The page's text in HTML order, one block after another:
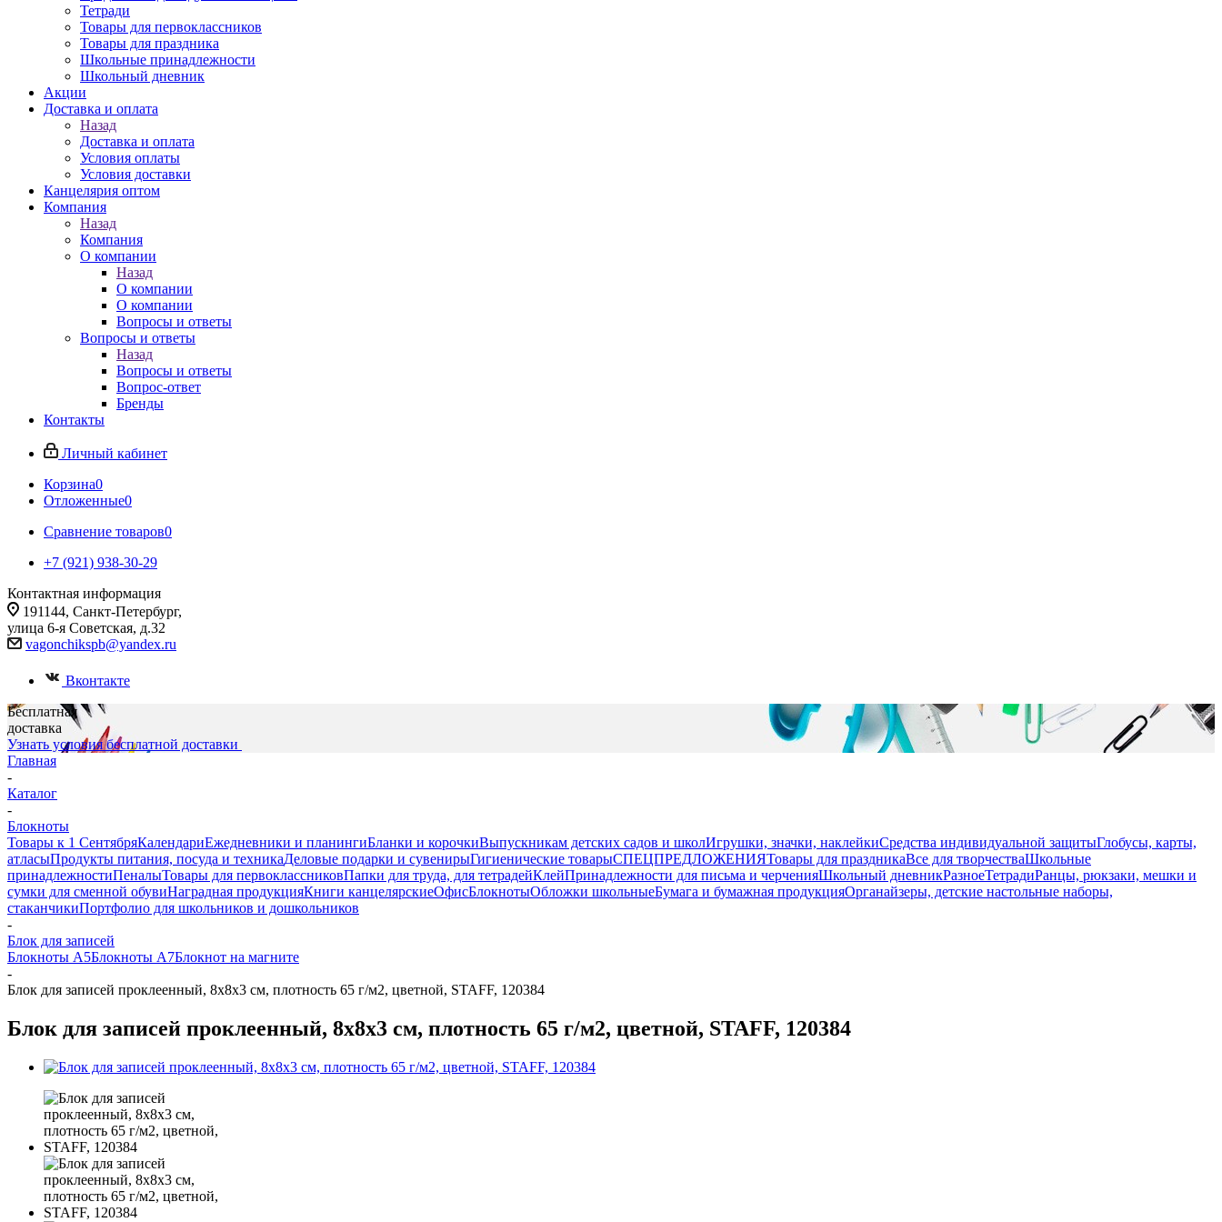
Тетради
Товары для первоклассников
Товары для праздника
Школьные принадлежности
Школьный дневник
Акции
Доставка и оплата
Назад
Доставка и оплата
Условия оплаты
Условия доставки
Канцелярия оптом
Компания
Назад
Компания
О компании
Назад
О компании
О компании
Вопросы и ответы
Вопросы и ответы
Назад
Вопросы и ответы
Вопрос-ответ
Бренды
Контакты
Личный кабинет
Корзина0
Отложенные0
Сравнение товаров0
+7 (921) 938-30-29
Контактная информация
191144, Санкт-Петербург,
улица 6-я Советская, д.32
vagonchikspb@yandex.ru
Вконтакте
Бесплатная
доставка
Узнать условия бесплатной доставки
Главная
-
Каталог
-
Блокноты
Товары к 1 СентябряКалендариЕжедневники и планингиБланки и корочкиВыпускникам детских садов и школИгрушки, значки, наклейкиСредства индивидуальной защитыГлобусы, карты,
атласыПродукты питания, посуда и техникаДеловые подарки и сувенирыГигиенические товарыСПЕЦПРЕДЛОЖЕНИЯТовары для праздникаВсе для творчестваШкольные
принадлежностиПеналыТовары для первоклассниковПапки для труда, для тетрадейКлейПринадлежности для письма и черченияШкольный дневникРазноеТетрадиРанцы, рюкзаки, мешки и
сумки для сменной обувиНаградная продукцияКниги канцелярскиеОфисБлокнотыОбложки школьныеБумага и бумажная продукцияОрганайзеры, детские настольные наборы,
стаканчикиПортфолио для школьников и дошкольников
-
Блок для записей
Блокноты А5Блокноты А7Блокнот на магните
-
Блок для записей проклеенный, 8х8х3 см, плотность 65 г/м2, цветной, STAFF, 120384
Блок для записей проклеенный, 8х8х3 см, плотность 65 г/м2, цветной, STAFF, 120384